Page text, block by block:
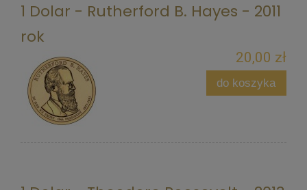
1 Dolar - Rutherford B. Hayes - 2011
rok
20,00 zł
do koszyka